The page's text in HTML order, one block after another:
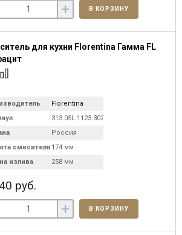
+ В КОРЗИНУ
для кухни Florentina Гамма FL
Florentina
313.05L.1123.302
Россия
смесителя 174 мм
излива
258 мм
руб.
+ В КОРЗИНУ